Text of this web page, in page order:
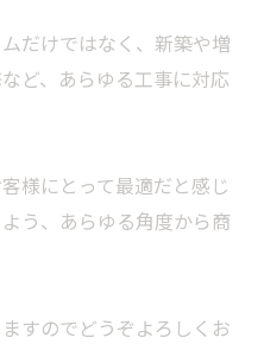
だけではなく、新築や増
ど、あらゆる工事に対応
様にとって最適だと感じ
う、あらゆる角度から商
すのでどうぞよろしくお